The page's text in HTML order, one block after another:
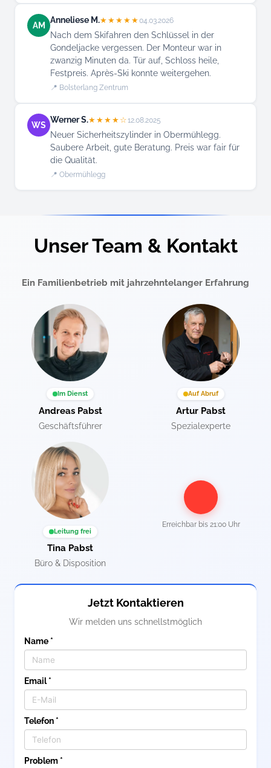
AM
Anneliese M.★★★★★04.03.2026
Nach dem Skifahren den Schlüssel in der
Gondeljacke vergessen. Der Monteur war in
zwanzig Minuten da. Tür auf, Schloss heile,
Festpreis. Après-Ski konnte weitergehen.
📍 Bolsterlang Zentrum
WS
Werner S.★★★★☆12.08.2025
Neuer Sicherheitszylinder in Obermühlegg.
Saubere Arbeit, gute Beratung. Preis war fair für
die Qualität.
📍 Obermühlegg
Unser Team & Kontakt
Ein Familienbetrieb mit jahrzehntelanger Erfahrung
Im Dienst
Andreas Pabst
Geschäftsführer
Auf Abruf
Artur Pabst
Spezialexperte
Leitung frei
Tina Pabst
Büro & Disposition
Erreichbar bis 21:00 Uhr
Jetzt Kontaktieren
Wir melden uns schnellstmöglich
Name *
Email *
Telefon *
Problem *